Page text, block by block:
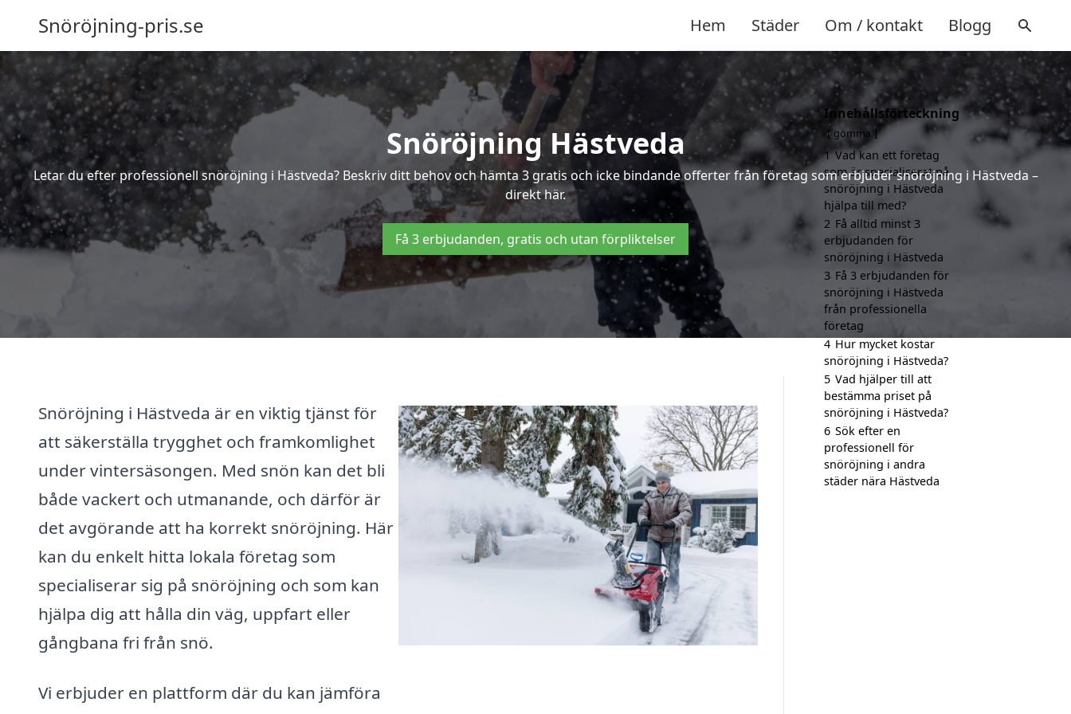
Snöröjning-pris.se Hem Städer Om / kontakt Blogg
Snöröjning Hästveda
Letar du efter professionell snöröjning i Hästveda? Beskriv ditt behov och hämta 3 gratis och icke bindande offerter från företag som erbjuder snöröjning i Hästveda –
direkt här.
Få 3 erbjudanden, gratis och utan förpliktelser
Snöröjning i Hästveda är en viktig tjänst för
att säkerställa trygghet och framkomlighet
under vintersäsongen. Med snön kan det bli
både vackert och utmanande, och därför är
det avgörande att ha korrekt snöröjning. Här
kan du enkelt hitta lokala företag som
specialiserar sig på snöröjning och som kan
hjälpa dig att hålla din väg, uppfart eller
gångbana fri från snö.
Vi erbjuder en plattform där du kan jämföra
Innehållsförteckning
gömma
1 Vad kan ett företag
som är specialiserat på
snöröjning i Hästveda
hjälpa till med?
2 Få alltid minst 3
erbjudanden för
snöröjning i Hästveda
3 Få 3 erbjudanden för
snöröjning i Hästveda
från professionella
företag
4 Hur mycket kostar
snöröjning i Hästveda?
5 Vad hjälper till att
bestämma priset på
snöröjning i Hästveda?
6 Sök efter en
professionell för
snöröjning i andra
städer nära Hästveda